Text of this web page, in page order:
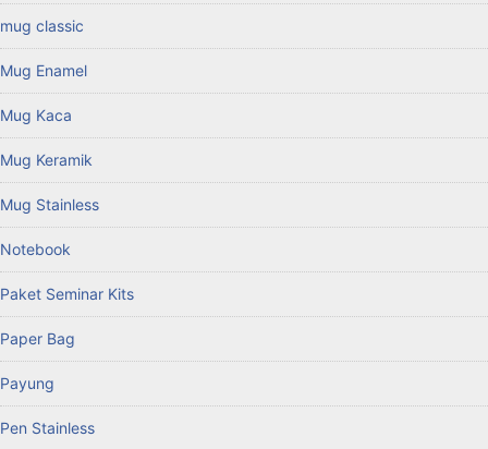
mug classic
Mug Enamel
Mug Kaca
Mug Keramik
Mug Stainless
Notebook
Paket Seminar Kits
Paper Bag
Payung
Pen Stainless